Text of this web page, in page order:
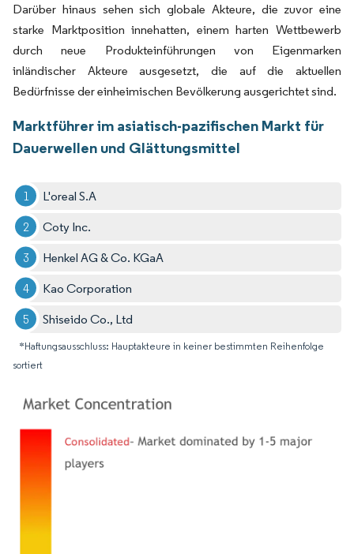
Darüber hinaus sehen sich globale Akteure, die zuvor eine
starke Marktposition innehatten, einem harten Wettbewerb
durch neue Produkteinführungen von Eigenmarken
inländischer Akteure ausgesetzt, die auf die aktuellen
Bedürfnisse der einheimischen Bevölkerung ausgerichtet sind.
Marktführer im asiatisch-pazifischen Markt für
Dauerwellen und Glättungsmittel
L'oreal S.A
Coty Inc.
Henkel AG & Co. KGaA
Kao Corporation
Shiseido Co., Ltd
*Haftungsausschluss: Hauptakteure in keiner bestimmten Reihenfolge
sortiert